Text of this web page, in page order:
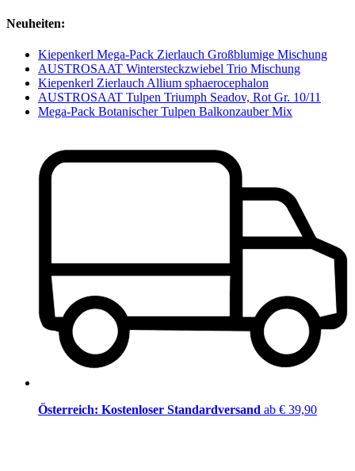
Neuheiten:
Kiepenkerl Mega-Pack Zierlauch Großblumige Mischung
AUSTROSAAT Wintersteckzwiebel Trio Mischung
Kiepenkerl Zierlauch Allium sphaerocephalon
AUSTROSAAT Tulpen Triumph Seadov, Rot Gr. 10/11
Mega-Pack Botanischer Tulpen Balkonzauber Mix
Österreich: Kostenloser Standardversand ab € 39,90